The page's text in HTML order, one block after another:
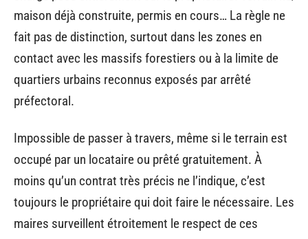
maison déjà construite, permis en cours… La règle ne
fait pas de distinction, surtout dans les zones en
contact avec les massifs forestiers ou à la limite de
quartiers urbains reconnus exposés par arrêté
préfectoral.
Impossible de passer à travers, même si le terrain est
occupé par un locataire ou prêté gratuitement. À
moins qu’un contrat très précis ne l’indique, c’est
toujours le propriétaire qui doit faire le nécessaire. Les
maires surveillent étroitement le respect de ces